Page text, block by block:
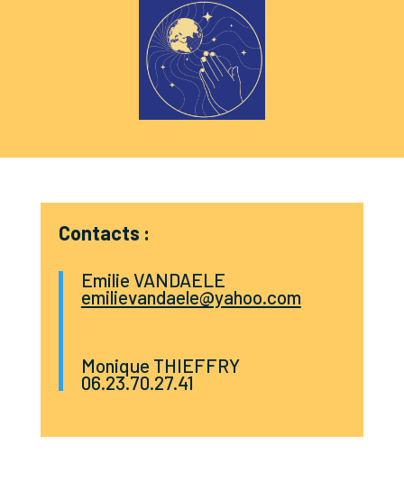
Contacts :
Emilie VANDAELE
emilievandaele@yahoo.com
Monique THIEFFRY
06.23.70.27.41